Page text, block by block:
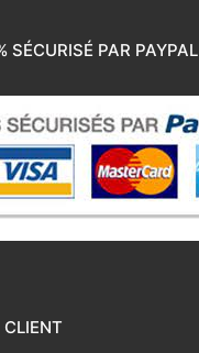
SÉCURISÉ PAR PAYPAL